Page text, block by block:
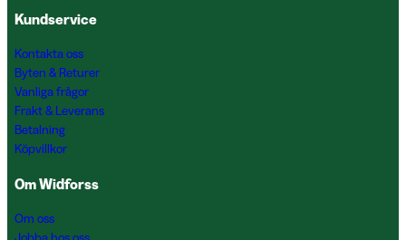
Kundservice
Kontakta oss
Byten & Returer
Vanliga frågor
Frakt & Leverans
Betalning
Köpvillkor
Om Widforss
Om oss